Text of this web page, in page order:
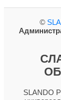
©
SLANDO